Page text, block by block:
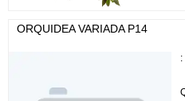
ORQUIDEA VARIADA P14
: